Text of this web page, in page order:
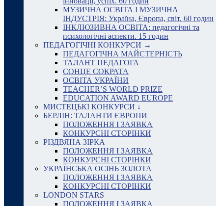
МУЗИЧНА ОСВІТА І МУЗИЧНА
ІНДУСТРІЯ: Україна, Європа, світ. 60 годин
ІНКЛЮЗИВНА ОСВІТА: педагогічні та
психологічні аспекти. 15 годин
ПЕДАГОГІЧНІ КОНКУРСИ →
ПЕДАГОГІЧНА МАЙСТЕРНІСТЬ
ТАЛАНТ ПЕДАГОГА
СОНЦЕ СОКРАТА
ОСВІТА УКРАЇНИ
TEACHER’S WORLD PRIZE
EDUCATION AWARD EUROPE
МИСТЕЦЬКІ КОНКУРСИ ↓
БЕРЛІН: ТАЛАНТИ ЄВРОПИ
ПОЛОЖЕННЯ І ЗАЯВКА
КОНКУРСНІ СТОРІНКИ
РІЗДВЯНА ЗІРКА
ПОЛОЖЕННЯ І ЗАЯВКА
КОНКУРСНІ СТОРІНКИ
УКРАЇНСЬКА ОСІНЬ ЗОЛОТА
ПОЛОЖЕННЯ І ЗАЯВКА
КОНКУРСНІ СТОРІНКИ
LONDON STARS
ПОЛОЖЕННЯ І ЗАЯВКА